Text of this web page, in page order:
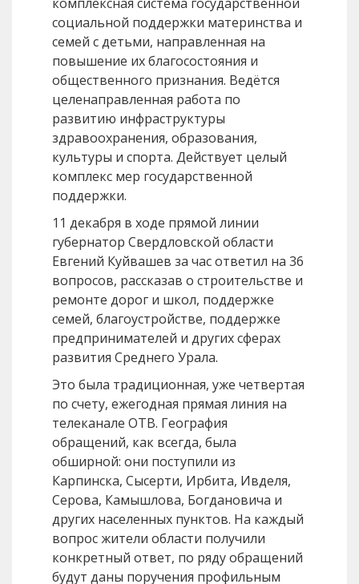
комплексная система государственной
социальной поддержки материнства и
семей с детьми, направленная на
повышение их благосостояния и
общественного признания. Ведётся
целенаправленная работа по
развитию инфраструктуры
здравоохранения, образования,
культуры и спорта. Действует целый
комплекс мер государственной
поддержки.
11 декабря в ходе прямой линии
губернатор Свердловской области
Евгений Куйвашев за час ответил на 36
вопросов, рассказав о строительстве и
ремонте дорог и школ, поддержке
семей, благоустройстве, поддержке
предпринимателей и других сферах
развития Среднего Урала.
Это была традиционная, уже четвертая
по счету, ежегодная прямая линия на
телеканале ОТВ. География
обращений, как всегда, была
обширной: они поступили из
Карпинска, Сысерти, Ирбита, Ивделя,
Серова, Камышлова, Богдановича и
других населенных пунктов. На каждый
вопрос жители области получили
конкретный ответ, по ряду обращений
будут даны поручения профильным